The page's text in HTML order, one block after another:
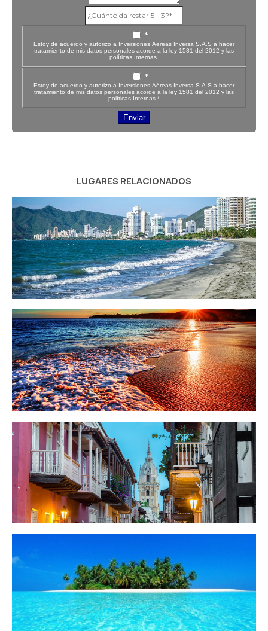
*
Estoy de acuerdo y autorizo a Inversiones Aereas Inversa S.A.S a hacer
tratamiento de mis datos personales acorde a la ley 1581 del 2012 y las
políticas Internas.
*
Estoy de acuerdo y autorizo a Inversiones Aéreas Inversa S.A.S a hacer
tratamiento de mis datos personales acorde a la ley 1581 del 2012 y las
políticas Internas.*
Enviar
LUGARES RELACIONADOS